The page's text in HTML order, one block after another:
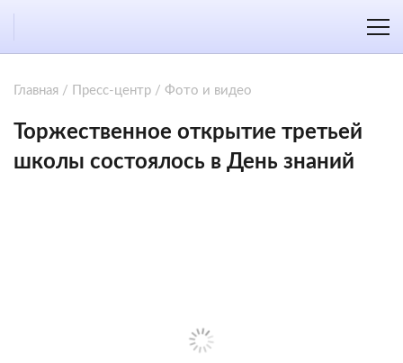
Главная / Пресс-центр / Фото и видео
Торжественное открытие третьей
школы состоялось в День знаний